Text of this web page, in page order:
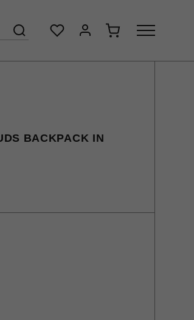
BACKPACK IN